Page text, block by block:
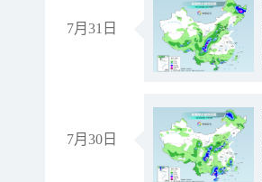
7月31日
7月30日